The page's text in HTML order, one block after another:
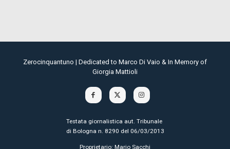
Zerocinquantuno | Dedicated to Marco Di Vaio & In Memory of
Giorgia Mattioli
Testata giornalistica aut. Tribunale
di Bologna n. 8290 del 06/03/2013
Proprietario: Mario Sacchi